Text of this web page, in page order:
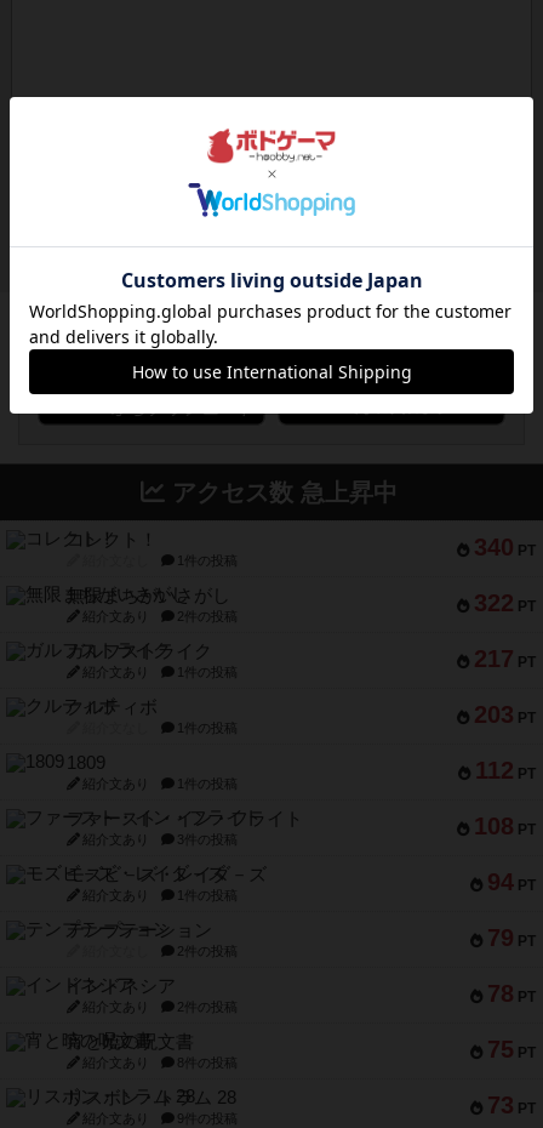
ボドゲーマのアプリ版はこちら
アクセス数 急上昇中
340 PT
コレクト！
1件の投稿
322 PT
無限まちがいさがし
紹介文あり 2件の投稿
217 PT
ガルフストライク
紹介文あり 1件の投稿
203 PT
クルティボ
1件の投稿
112 PT
1809
紹介文あり 1件の投稿
108 PT
ファースト・イン・フライト
紹介文あり 3件の投稿
94 PT
モズビ－ズ・レイダ－ズ
紹介文あり 1件の投稿
79 PT
テンプテーション
2件の投稿
78 PT
インドネシア
紹介文あり 2件の投稿
75 PT
宵と暁の呪文書
紹介文あり 8件の投稿
73 PT
リスボン・トラム 28
紹介文あり 9件の投稿